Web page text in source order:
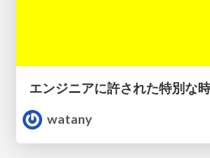
エンジニアに許された特別な
watany